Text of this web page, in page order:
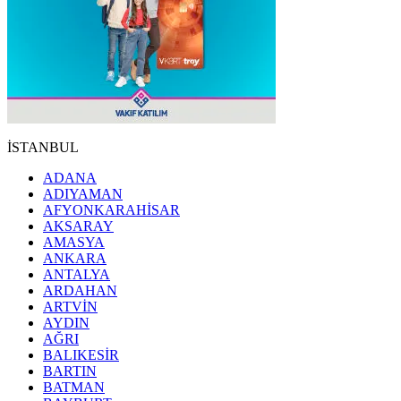
İSTANBUL
ADANA
ADIYAMAN
AFYONKARAHİSAR
AKSARAY
AMASYA
ANKARA
ANTALYA
ARDAHAN
ARTVİN
AYDIN
AĞRI
BALIKESİR
BARTIN
BATMAN